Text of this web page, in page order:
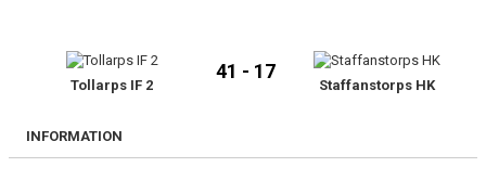
BILDGALLERI
DOKUMENT
Tollarps IF 2
41 - 17
Staffanstorps HK
INFORMATION